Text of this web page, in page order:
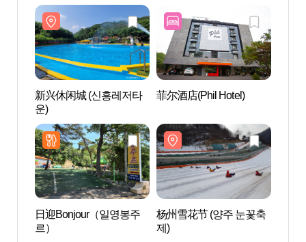
온릉 [유네스코 세계문화
유산])
新兴休闲城 (신흥레저타
운)
菲尔酒店(Phil Hotel)
日迎Bonjour（일영봉주
르）
杨州雪花节 (양주 눈꽃축
제)